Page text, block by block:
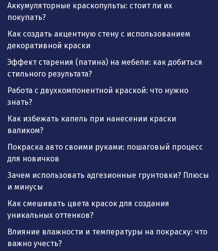
Аккумуляторные краскопульты: стоит ли их
покупать?
Как создать акцентную стену с использованием
декоративной краски
Эффект старения (патина) на мебели: как добиться
стильного результата?
Работа с двухкомпонентной краской: что нужно
знать?
Как избежать капель при нанесении краски
валиком?
Покраска авто своими руками: пошаговый процесс
для новичков
Зачем использовать адгезионные грунтовки? Плюсы
и минусы
Как смешивать цвета красок для создания
уникальных оттенков?
Влияние влажности и температуры на покраску: что
важно учесть?